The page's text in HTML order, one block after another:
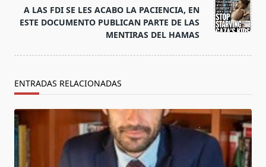
reader-
text">Página</span>
A LAS FDI SE LES ACABO LA PACIENCIA, EN
ESTE DOCUMENTO PUBLICAN PARTE DE LAS
MENTIRAS DEL HAMAS
ENTRADAS RELACIONADAS